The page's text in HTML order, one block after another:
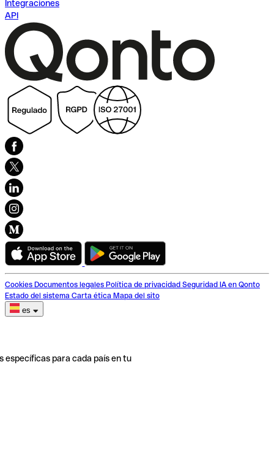
Integraciones
API
Cookies Documentos legales Política de privacidad Seguridad IA en Qonto
Estado del sistema Carta ética Mapa del sito
es
específicas para cada país en tu